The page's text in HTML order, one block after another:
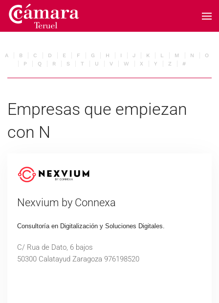
Skip to main content
A B C D E F G H I J K L M N
O
P
Q R S T U V W X Y Z #
Empresas que empiezan
con N
Nexvium by Connexa
Consultoría en Digitalización y Soluciones Digitales.
C/ Rua de Dato, 6 bajos
50300 Calatayud Zaragoza 976198520